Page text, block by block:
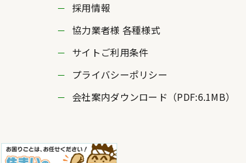
採用情報
協力業者様 各種様式
サイトご利用条件
プライバシーポリシー
会社案内ダウンロード（PDF:6.1MB）